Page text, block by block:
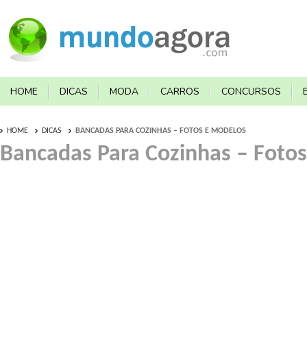
HOME DICAS MODA CARROS CONCURSOS
HOME DICAS BANCADAS PARA COZINHAS – FOTOS E MODELOS
Bancadas Para Cozinhas –